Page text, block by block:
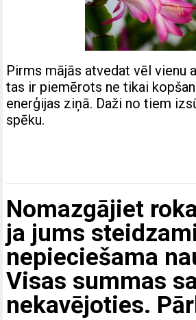
Pirms mājās atvedat vēl vienu
tas ir piemērots ne tikai
enerģijas ziņā. Daži no tiem
spēku.
Nomazgājiet
ja jums
nepieciešama
Visas summas
nekavējoties.